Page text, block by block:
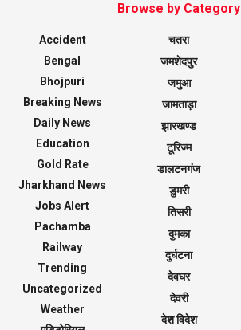
Browse by Category
Accident
Bengal
Bhojpuri
Breaking News
Daily News
Education
Gold Rate
Jharkhand News
Jobs Alert
Pachamba
Railway
Trending
Uncategorized
Weather
चतरा
जमशेदपुर
जमुआ
जामताड़ा
झारखण्ड
टूरिज्म
डालटनगंज
डुमरी
तिसरी
दुमका
दुर्घटना
देवघर
देवरी
देश विदेश